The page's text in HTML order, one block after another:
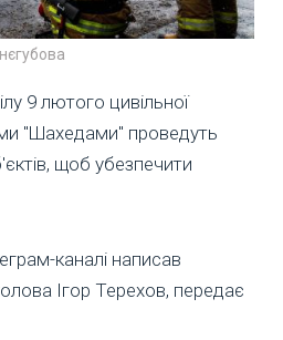
9 лютого цивільної
"Шахедами" проведуть
щоб убезпечити
каналі написав
Ігор Терехов, передає